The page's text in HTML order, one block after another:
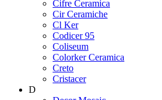
Cifre Ceramica
Cir Ceramiche
Cl Ker
Codicer 95
Coliseum
Colorker Ceramica
Creto
Cristacer
D